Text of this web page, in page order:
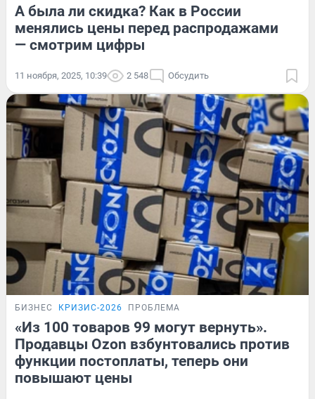
А была ли скидка? Как в России
менялись цены перед распродажами
— смотрим цифры
11 ноября, 2025, 10:39 2 548 Обсудить
БИЗНЕС КРИЗИС-2026 ПРОБЛЕМА
«Из 100 товаров 99 могут вернуть».
Продавцы Ozon взбунтовались против
функции постоплаты, теперь они
повышают цены